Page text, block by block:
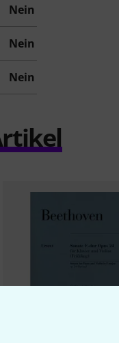
Nein
Nein
Nein